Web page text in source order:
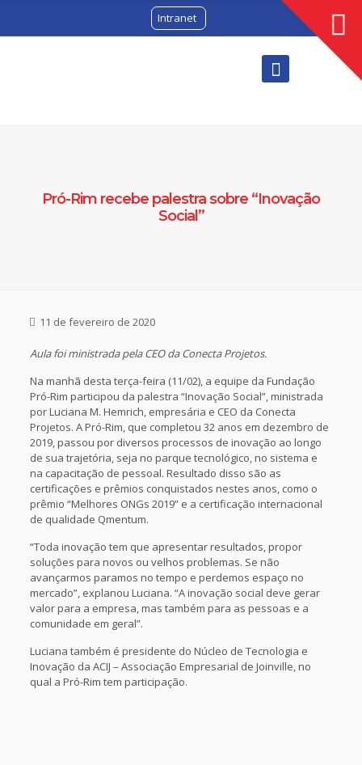
Intranet
Pró-Rim recebe palestra sobre “Inovação
Social”
11 de fevereiro de 2020
Aula foi ministrada pela CEO da Conecta Projetos.
Na manhã desta terça-feira (11/02), a equipe da Fundação
Pró-Rim participou da palestra “Inovação Social”, ministrada
por Luciana M. Hemrich, empresária e CEO da Conecta
Projetos. A Pró-Rim, que completou 32 anos em dezembro de
2019, passou por diversos processos de inovação ao longo
de sua trajetória, seja no parque tecnológico, no sistema e
na capacitação de pessoal. Resultado disso são as
certificações e prêmios conquistados nestes anos, como o
prêmio “Melhores ONGs 2019” e a certificação internacional
de qualidade Qmentum.
“Toda inovação tem que apresentar resultados, propor
soluções para novos ou velhos problemas. Se não
avançarmos paramos no tempo e perdemos espaço no
mercado”, explanou Luciana. “A inovação social deve gerar
valor para a empresa, mas também para as pessoas e a
comunidade em geral”.
Luciana também é presidente do Núcleo de Tecnologia e
Inovação da ACIJ – Associação Empresarial de Joinville, no
qual a Pró-Rim tem participação.